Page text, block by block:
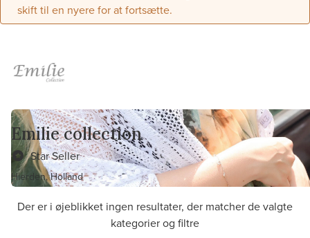
skift til en nyere for at fortsætte.
Emilie collection
Star Seller
Hierden, Holland
Der er i øjeblikket ingen resultater, der matcher de valgte
kategorier og filtre